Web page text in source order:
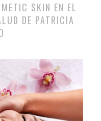
SKIN EN EL
DE PATRICIA